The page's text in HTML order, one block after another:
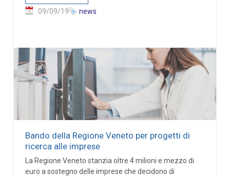
09/09/19 news
Bando della Regione Veneto per progetti di
ricerca alle imprese
La Regione Veneto stanzia oltre 4 milioni e mezzo di
euro a sostegno delle imprese che decidono di